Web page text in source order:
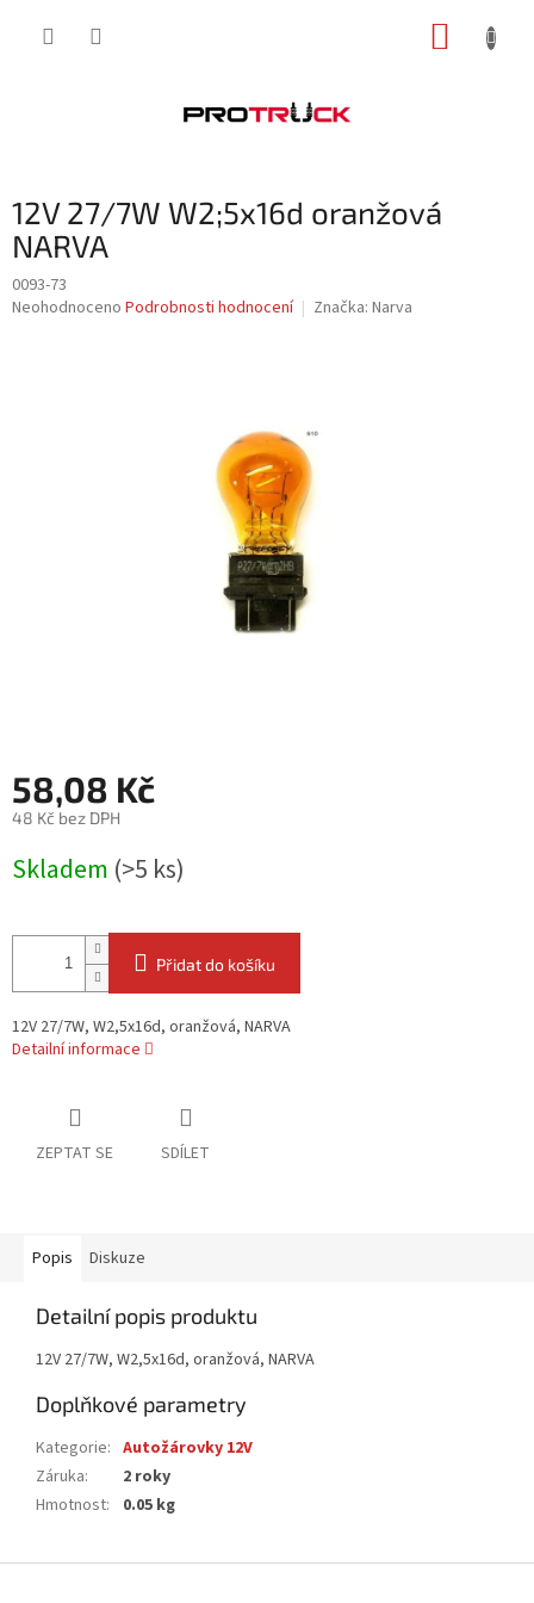
12V 27/7W W2;5x16d oranžová
NARVA
0093-73
Průměrné
Neohodnoceno Podrobnosti hodnocení Značka: Narva
58,08 Kč
48 Kč bez DPH
cena:
Skladem (>5 ks)
Přidat do košíku
12V 27/7W, W2,5x16d, oranžová, NARVA
Detailní informace
ZEPTAT SE SDÍLET
Popis Diskuze
Detailní popis produktu
12V 27/7W, W2,5x16d, oranžová, NARVA
Doplňkové parametry
Kategorie: Autožárovky 12V
Záruka:
2 roky
Hmotnost: 0.05 kg